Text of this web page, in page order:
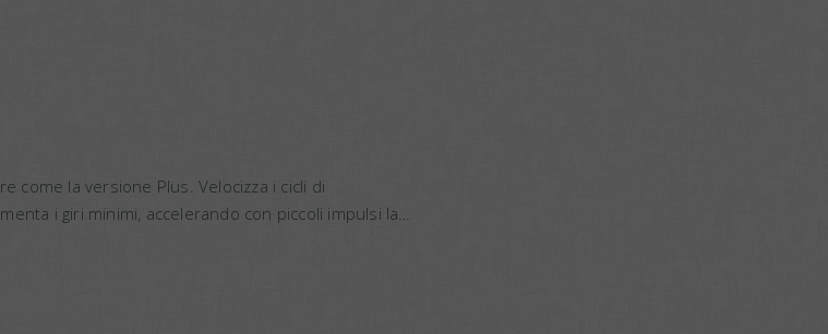
come la versione Plus. Velocizza i cicli di
i giri minimi, accelerando con piccoli impulsi la